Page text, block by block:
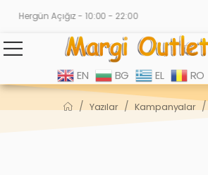
Hergün Açığız - 10:00 - 22:00
EN BG EL RO
/ Yazılar / Kampanyalar /